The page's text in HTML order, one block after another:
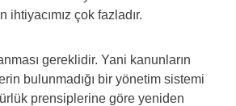
çok fazladır.
gereklidir. Yani kanunların
bulunmadığı bir yönetim sistemi
prensiplerine göre yeniden